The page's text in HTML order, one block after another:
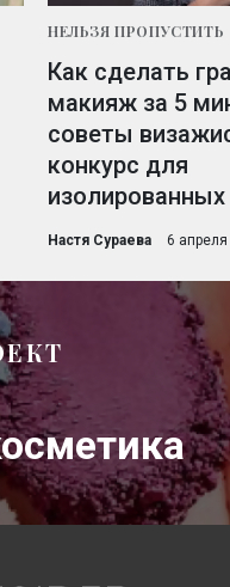
НЕЛЬЗЯ ПРОПУСТИТЬ
Как сделать
макияж за 5
советы
конкурс для
изолированных
Настя Сураева 6